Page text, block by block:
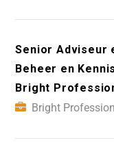
Senior Adviseur
Beheer en
Bright
Bright